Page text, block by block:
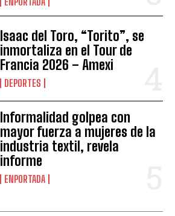
Isaac del Toro, “Torito”, se
inmortaliza en el Tour de
Francia 2026 – Amexi
DEPORTES
Informalidad golpea con
mayor fuerza a mujeres de la
industria textil, revela
informe
ENPORTADA